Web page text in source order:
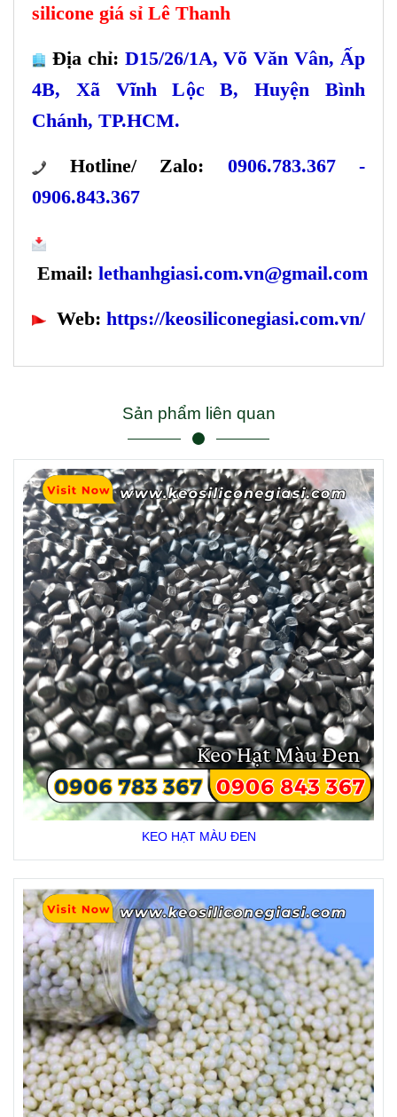
silicone giá sỉ Lê Thanh
Địa chỉ: D15/26/1A, Võ Văn Vân, Ấp
4B, Xã Vĩnh Lộc B, Huyện Bình
Chánh, TP.HCM.
Hotline/ Zalo:
0906.783.367 -
0906.843.367
Email: lethanhgiasi.com.vn@gmail.com
Web: https://keosiliconegiasi.com.vn/
Sản phẩm liên quan
KEO HẠT MÀU ĐEN